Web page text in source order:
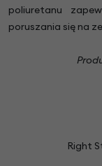
poliuretanu
poruszania się na
Right